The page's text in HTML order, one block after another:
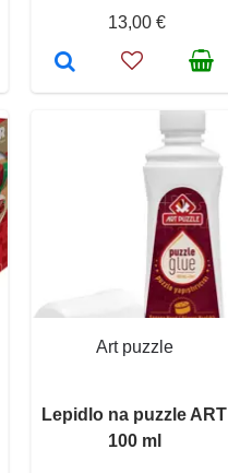
13,00 €
Art puzzle
Lepidlo na puzzle ART
100 ml